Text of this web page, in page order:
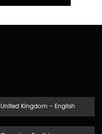
United Kingdom - English